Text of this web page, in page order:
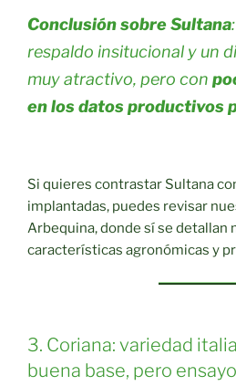
Conclusión sobre Sultana
respaldo insitucional y un
muy atractivo, pero con
en los datos productivos
Si quieres contrastar Sultana
implantadas, puedes revisar
Arbequina, donde sí se detallan
características agronómicas y
3. Coriana: variedad
buena base, pero